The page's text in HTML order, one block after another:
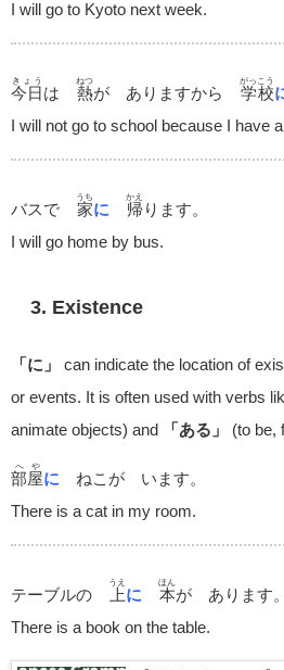
I will go to Kyoto next week.
今日
きょう
は 熱
ねつ
が ありますから 学校
がっこう
I will not go to school because I have
バスで 家
うち
に 帰
かえ
ります。
I will go home by bus.
3. Existence
「に」
can indicate the location of
or events. It is often used with verbs
animate objects) and
「ある」 (to be,
部屋
へや
に ねこが います。
There is a cat in my room.
テーブルの 上
うえ
に 本
ほん
が あります。
There is a book on the table.